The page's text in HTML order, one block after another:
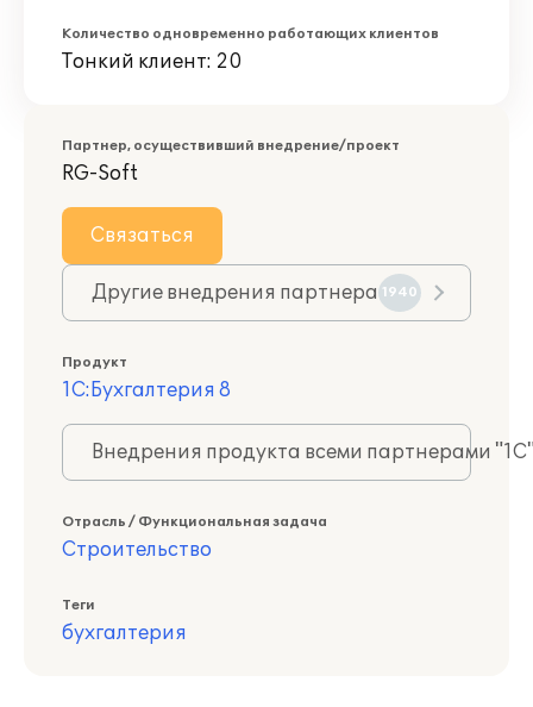
Количество одновременно работающих клиентов
Тонкий клиент: 20
Партнер, осуществивший внедрение/проект
RG-Soft
Связаться
Другие внедрения партнера 1940
Продукт
1С:Бухгалтерия 8
Внедрения продукта всеми партнерами
Отрасль / Функциональная задача
Строительство
Теги
бухгалтерия